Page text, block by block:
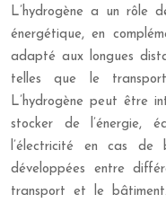
L’hydrogène a un rôle
énergétique, en
adapté aux longues
telles que le
L’hydrogène peut être
stocker de l’énergie,
l’électricité en cas de
développées entre
transport et le